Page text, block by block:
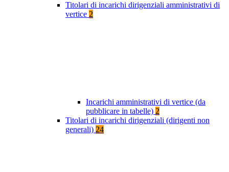
Titolari di incarichi dirigenziali amministrativi di
vertice 2
Incarichi amministrativi di vertice (da
pubblicare in tabelle) 2
Titolari di incarichi dirigenziali (dirigenti non
generali) 24